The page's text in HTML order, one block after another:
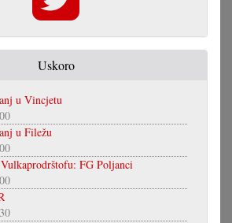
Uskoro
u Vincjetu
u Filežu
FG Poljanci